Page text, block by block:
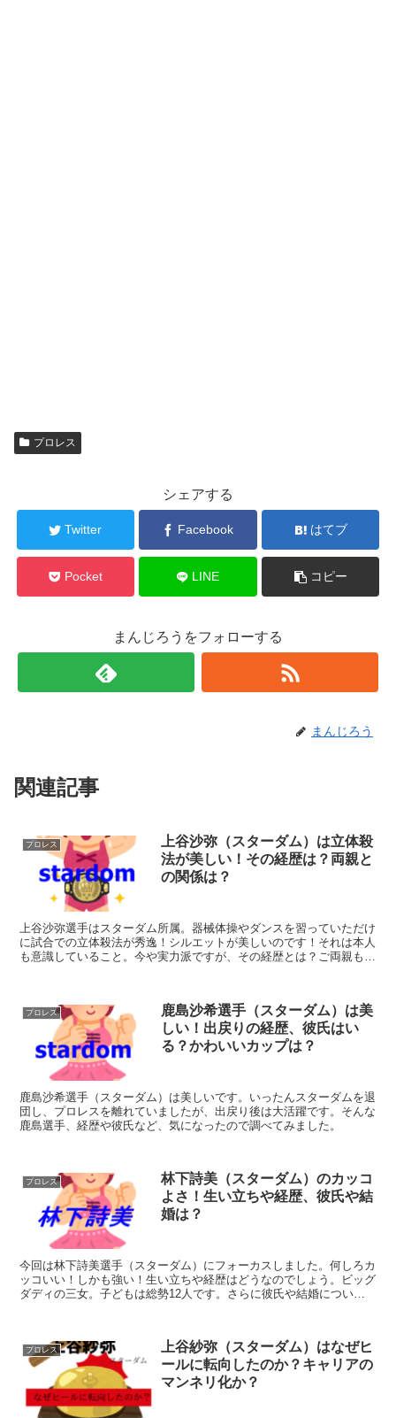
プロレス
シェアする
Twitter Facebook はてブ
Pocket LINE コピー
まんじろうをフォローする
まんじろう
関連記事
プロレス
上谷沙弥（スターダム）は立体殺
法が美しい！その経歴は？両親と
の関係は？
上谷沙弥選手はスターダム所属。器械体操やダンスを習っていただけ
に試合での立体殺法が秀逸！シルエットが美しいのです！それは本人
も意識していること。今や実力派ですが、その経歴とは？ご両親も当
プロレス
鹿島沙希選手（スターダム）は美
しい！出戻りの経歴、彼氏はい
る？かわいいカップは？
鹿島沙希選手（スターダム）は美しいです。いったんスターダムを退
団し、プロレスを離れていましたが、出戻り後は大活躍です。そんな
鹿島選手、経歴や彼氏など、気になったので調べてみました。
プロレス
林下詩美（スターダム）のカッコ
よさ！生い立ちや経歴、彼氏や結
婚は？
今回は林下詩美選手（スターダム）にフォーカスしました。何しろカ
ッコいい！しかも強い！生い立ちや経歴はどうなのでしょう。ビッグ
ダディの三女。子どもは総勢12人です。さらに彼氏や結婚について
プロレス
上谷紗弥（スターダム）はなぜヒ
ールに転向したのか？キャリアの
マンネリ化か？